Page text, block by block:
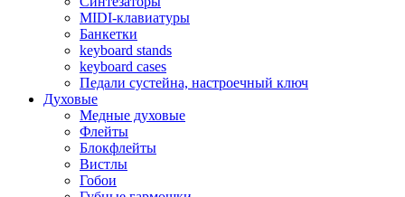
MIDI-клавиатуры
Банкетки
keyboard stands
keyboard cases
Педали сустейна, настроечный ключ
Духовые
Медные духовые
Флейты
Блокфлейты
Вистлы
Гобои